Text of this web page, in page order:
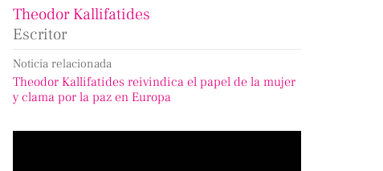
Theodor Kallifatides
Escritor
Noticia relacionada
Theodor Kallifatides reivindica el papel de la mujer
y clama por la paz en Europa